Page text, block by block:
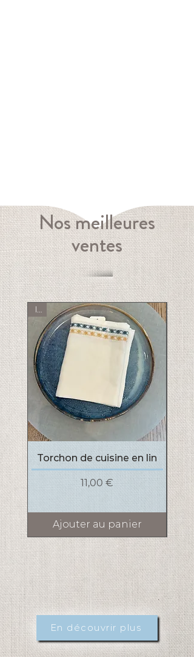
Nos meilleures
ventes
Torchon de cuisine en lin
Prix
11,00 €
Ajouter au panier
En découvrir plus